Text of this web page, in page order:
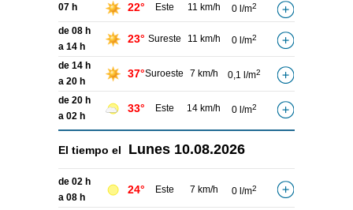
07 h 22° Este 11 km/h 0 l/m2
de 08 h
a 14 h
23° Sureste 11 km/h 0 l/m2
de 14 h
a 20 h
37°Suroeste 7 km/h 0,1 l/m2
de 20 h
a 02 h
33° Este 14 km/h 0 l/m2
El tiempo el Lunes 10.08.2026
de 02 h
a 08 h
24° Este 7 km/h 0 l/m2